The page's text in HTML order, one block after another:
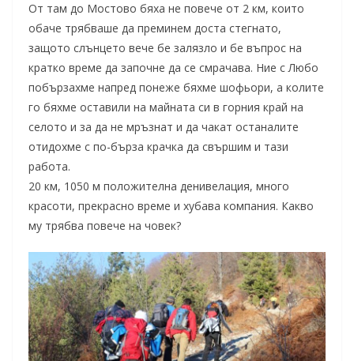
От там до Мостово бяха не повече от 2 км, които
обаче трябваше да преминем доста стегнато,
защото слънцето вече бе залязло и бе въпрос на
кратко време да започне да се смрачава. Ние с Любо
побързахме напред понеже бяхме шофьори, а колите
го бяхме оставили на майната си в горния край на
селото и за да не мръзнат и да чакат останалите
отидохме с по-бърза крачка да свършим и тази
работа.
20 км, 1050 м положителна денивелация, много
красоти, прекрасно време и хубава компания. Какво
му трябва повече на човек?